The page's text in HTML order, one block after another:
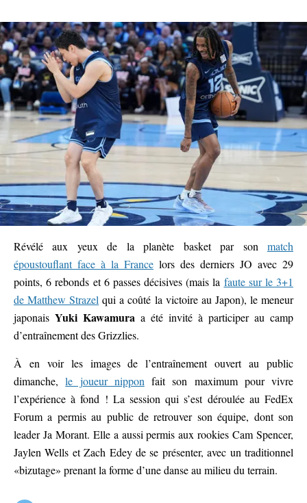
Révélé aux yeux de la planète basket par son match
époustouflant face à la France lors des derniers JO avec 29
points, 6 rebonds et 6 passes décisives (mais la faute sur le 3+1
de Matthew Strazel qui a coûté la victoire au Japon), le meneur
japonais Yuki Kawamura a été invité à participer au camp
d’entraînement des Grizzlies.
À en voir les images de l’entraînement ouvert au public
dimanche,le joueur nipponfait son maximum pour vivre
l’expérience à fond ! La session qui s’est déroulée au FedEx
Forum a permis au public de retrouver son équipe, dont son
leader Ja Morant. Elle a aussi permis aux rookies Cam Spencer,
Jaylen Wells et Zach Edey de se présenter, avec un traditionnel
«bizutage» prenant la forme d’une danse au milieu du terrain.